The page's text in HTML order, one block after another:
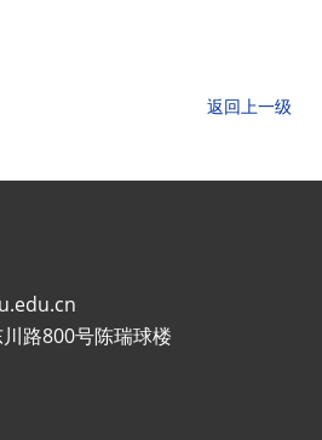
返回上一级
路800号陈瑞球楼